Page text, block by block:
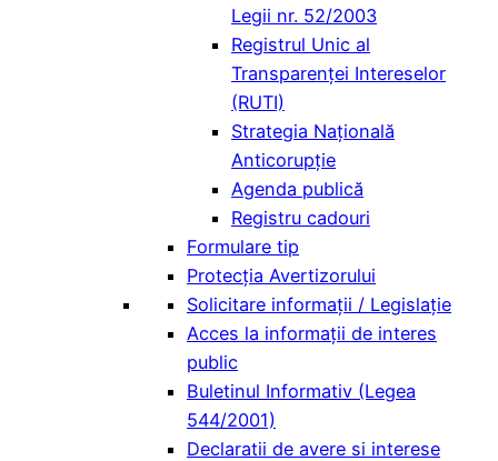
Legii nr. 52/2003
Registrul Unic al
Transparenței Intereselor
(RUTI)
Strategia Națională
Anticorupție
Agenda publică
Registru cadouri
Formulare tip
Protecția Avertizorului
Solicitare informații / Legislație
Acces la informaţii de interes
public
Buletinul Informativ (Legea
544/2001)
Declaratii de avere si interese